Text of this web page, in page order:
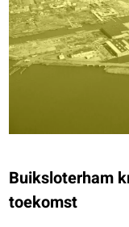
Buiksloterham
toekomst